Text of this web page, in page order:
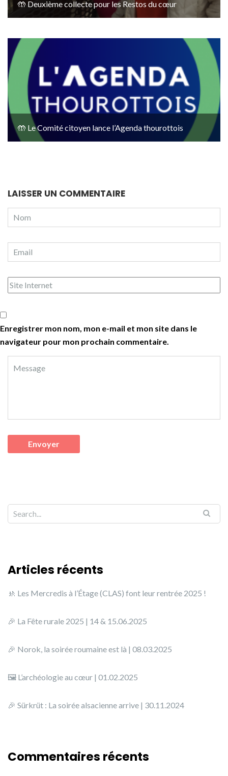
🤲 Deuxième collecte pour les Restos du cœur
🤲 Le Comité citoyen lance l’Agenda thourottois
LAISSER UN COMMENTAIRE
Enregistrer mon nom, mon e-mail et mon site dans le
navigateur pour mon prochain commentaire.
Articles récents
🚸 Les Mercredis à l’Étage (CLAS) font leur rentrée 2025 !
🎉 La Fête rurale 2025 | 14 & 15.06.2025
🎉 Norok, la soirée roumaine est là | 08.03.2025
🖼️ L’archéologie au cœur | 01.02.2025
🎉 Sürkrüt : La soirée alsacienne arrive | 30.11.2024
Commentaires récents